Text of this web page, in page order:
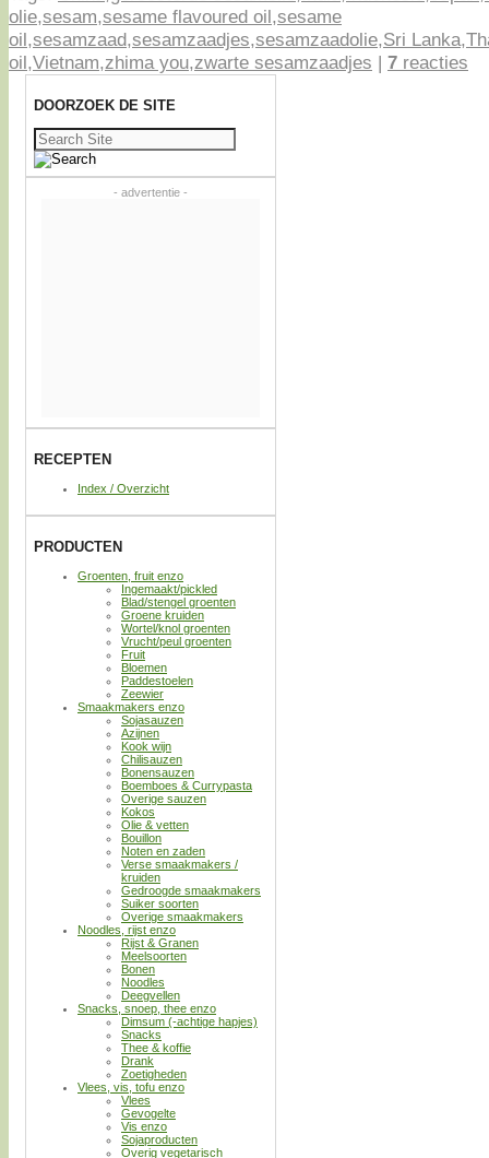
olie,sesam,sesame flavoured oil,sesame
oil,sesamzaad,sesamzaadjes,sesamzaadolie,Sri Lanka,
oil,Vietnam,zhima you,zwarte sesamzaadjes | 7 reacties
DOORZOEK DE SITE
Zoeken
naar:
- advertentie -
RECEPTEN
Index / Overzicht
PRODUCTEN
Groenten, fruit enzo
Ingemaakt/pickled
Blad/stengel groenten
Groene kruiden
Wortel/knol groenten
Vrucht/peul groenten
Fruit
Bloemen
Paddestoelen
Zeewier
Smaakmakers enzo
Sojasauzen
Azijnen
Kook wijn
Chilisauzen
Bonensauzen
Boemboes & Currypasta
Overige sauzen
Kokos
Olie & vetten
Bouillon
Noten en zaden
Verse smaakmakers /
kruiden
Gedroogde smaakmakers
Suiker soorten
Overige smaakmakers
Noodles, rijst enzo
Rijst & Granen
Meelsoorten
Bonen
Noodles
Deegvellen
Snacks, snoep, thee enzo
Dimsum (-achtige hapjes)
Snacks
Thee & koffie
Drank
Zoetigheden
Vlees, vis, tofu enzo
Vlees
Gevogelte
Vis enzo
Sojaproducten
Overig vegetarisch